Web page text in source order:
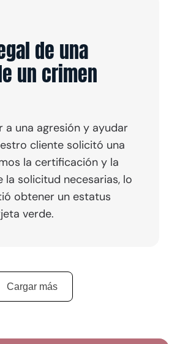
de una
un crimen
a una agresión y ayudar
cliente solicitó una
la certificación y la
la solicitud necesarias, lo
obtener un estatus
verde.
Cargar más